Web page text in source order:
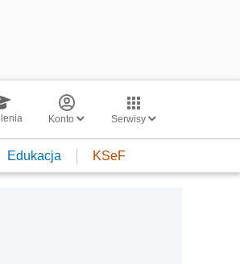
Konto Serwisy
Edukacja KSeF